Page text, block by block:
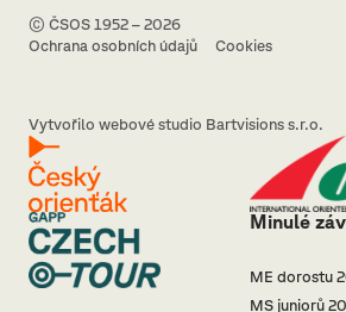
© ČSOS 1952 – 2026
Ochrana osobních údajů
Cookies
Vytvořilo webové studio Bartvisions s.r.o.
Minulé
ME dorostu
MS juniorů